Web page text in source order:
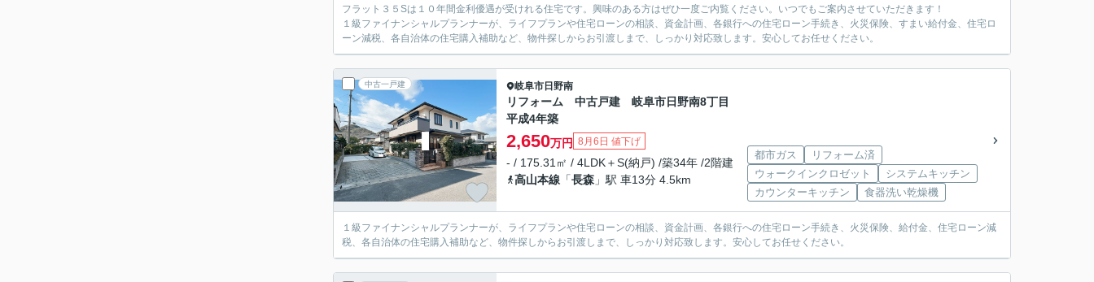
フラット３５Sは１０年間金利優遇が受けれる住宅です。興味のある方はぜひ一度ご内覧ください。いつでもご案内させていただきます！
１級ファイナンシャルプランナーが、ライフプランや住宅ローンの相談、資金計画、各銀行への住宅ローン手続き、火災保険、すまい給付金、住宅ロ
ーン減税、各自治体の住宅購入補助など、物件探しからお引渡しまで、しっかり対応致します。安心してお任せください。
中古一戸建 岐阜市 日野南
リフォーム 中古戸建 岐阜市日野南8丁目
平成4年築
2,650万円 8月6日 値下げ
- / 175.31㎡ / 4LDK＋S(納戸) /築34年 /2階建
高山本線 「長森 」駅 車13分 4.5km
都市ガス
リフォーム済
ウォークインクロゼット
システムキッチン
カウンターキッチン
食器洗い乾燥機
１級ファイナンシャルプランナーが、ライフプランや住宅ローンの相談、資金計画、各銀行への住宅ローン手続き、火災保険、給付金、住宅ローン減
税、各自治体の住宅購入補助など、物件探しからお引渡しまで、しっかり対応致します。安心してお任せください。